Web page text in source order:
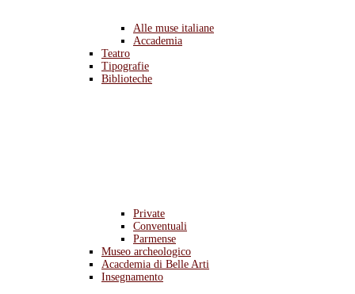
Alle muse italiane
Accademia
Teatro
Tipografie
Biblioteche
Private
Conventuali
Parmense
Museo archeologico
Acacdemia di Belle Arti
Insegnamento